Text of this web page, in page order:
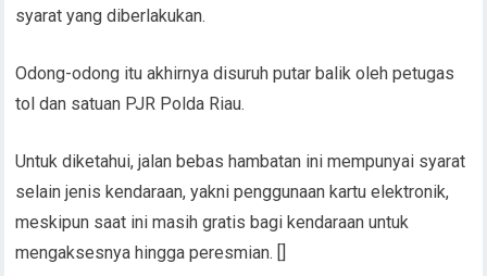
syarat yang diberlakukan.
Odong-odong itu akhirnya disuruh putar balik oleh petugas
tol dan satuan PJR Polda Riau.
Untuk diketahui, jalan bebas hambatan ini mempunyai syarat
selain jenis kendaraan, yakni penggunaan kartu elektronik,
meskipun saat ini masih gratis bagi kendaraan untuk
mengaksesnya hingga peresmian. []